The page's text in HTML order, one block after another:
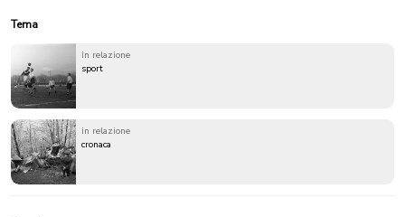
Tema
in relazione
sport
in relazione
cronaca